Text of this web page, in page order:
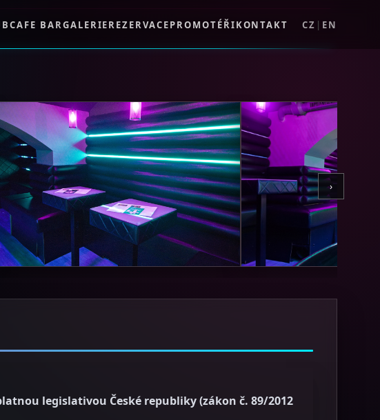
CAFE BARGALERIEREZERVACEPROMOTÉŘIKONTAKT CZ | EN
›
legislativou České republiky (zákon č. 89/2012